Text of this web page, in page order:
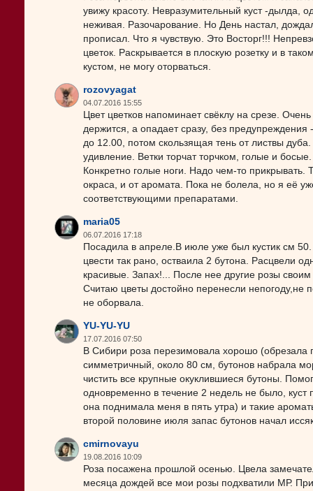
увижу красоту. Невразумительный куст -дылда,
неживая. Разочарование. Но День настал,
прописал. Что я чувствую. Это Восторг!!!
цветок. Раскрывается в плоскую розетку и в
кустом, не могу оторваться.
rozovyagat
04.07.2016 15:55
Цвет цветков напоминает свёклу на срезе.
держится, а опадает сразу, без
до 12.00, потом скользящая тень от листвы
удивление. Ветки торчат торчком, голые и
Конкретно голые ноги. Надо чем-то прикрывать.
окраса, и от аромата. Пока не болела, но я её
соответствующими препаратами.
maria05
06.07.2016 17:18
Посадила в апреле.В июле уже был кустик см
цвести так рано, остваила 2 бутона. Расцвели
красивые. Запах!... После нее другие розы
Считаю цветы достойно перенесли непогоду,не
не оборвала.
YU-YU-YU
17.07.2016 07:50
В Сибири роза перезимовала хорошо (обрезала
симметричный, около 80 см, бутонов набрала
чистить все крупные окуклившиеся бутоны.
одновременно в течение 2 недель не было,
она поднимала меня в пять утра) и такие
второй половине июля запас бутонов начал
cmirnovayu
19.08.2016 10:09
Роза посажена прошлой осенью. Цвела
месяца дождей все мои розы подхватили МР.